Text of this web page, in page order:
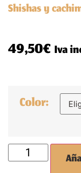
Shishas y
49,50€Iva
Color: